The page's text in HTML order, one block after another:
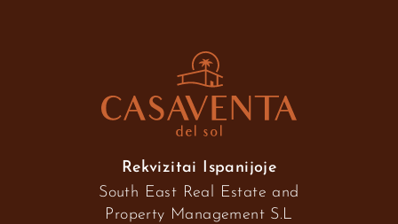
Rekvizitai Ispanijoje
South East Real Estate and
Property Management S.L